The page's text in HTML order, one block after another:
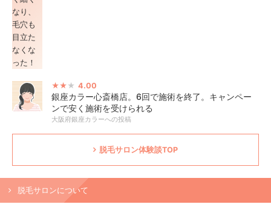
4.00
銀座カラー心斎橋店。6回で施術を終了。キャンペー
ンで安く施術を受けられる
大阪府銀座カラーへの投稿
脱毛サロン体験談TOP
脱毛サロンについて